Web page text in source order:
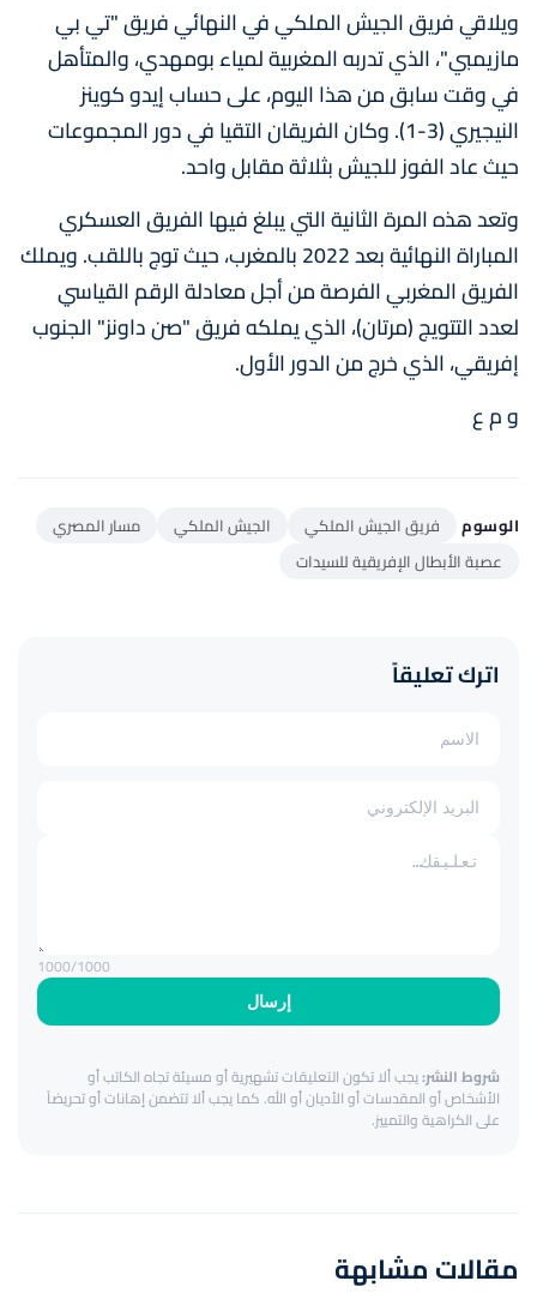
ويلاقي فريق الجيش الملكي في النهائي فريق "تي بي
مازيمبي"، الذي تدربه المغربية لمياء بومهدي، والمتأهل
في وقت سابق من هذا اليوم، على حساب إيدو كوينز
النيجيري (3-1). وكان الفريقان التقيا في دور المجموعات
حيث عاد الفوز للجيش بثلاثة مقابل واحد.
وتعد هذه المرة الثانية التي يبلغ فيها الفريق العسكري
المباراة النهائية بعد 2022 بالمغرب، حيث توج باللقب. ويملك
الفريق المغربي الفرصة من أجل معادلة الرقم القياسي
لعدد التتويج (مرتان)، الذي يملكه فريق "صن داونز" الجنوب
إفريقي، الذي خرج من الدور الأول.
و م ع
الوسوم فريق الجيش الملكي الجيش الملكي
مسار المصري
عصبة الأبطال الإفريقية للسيدات
اترك تعليقاً
إرسال
1000/1000
شروط النشر:يجب ألا تكون التعليقات تشهيرية أو مسيئة تجاه الكاتب أو
الأشخاص أو المقدسات أو الأديان أو الله. كما يجب ألا تتضمن إهانات أو تحريضاً
على الكراهية والتمييز.
مقالات مشابهة